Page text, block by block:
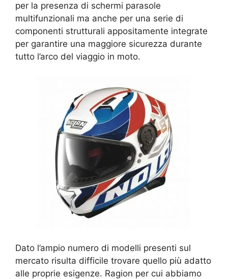
per la presenza di schermi parasole
multifunzionali ma anche per una serie di
componenti strutturali appositamente integrate
per garantire una maggiore sicurezza durante
tutto l’arco del viaggio in moto.
Dato l’ampio numero di modelli presenti sul
mercato risulta difficile trovare quello più adatto
alle proprie esigenze. Ragion per cui abbiamo